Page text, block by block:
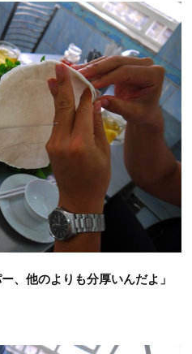
他のよりも分厚いんだよ」